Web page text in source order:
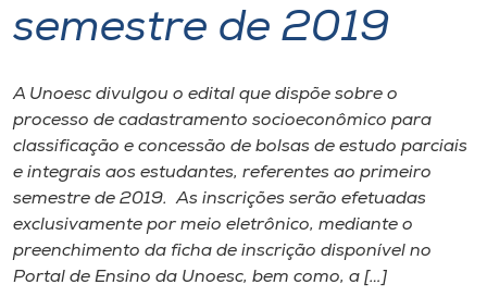
A
Internacionalização
I.nova
Diplomados
semestre de 2019
A Unoesc divulgou o edital que dispõe sobre o
processo de cadastramento socioeconômico para
classificação e concessão de bolsas de estudo parciais
e integrais aos estudantes, referentes ao primeiro
semestre de 2019. As inscrições serão efetuadas
exclusivamente por meio eletrônico, mediante o
preenchimento da ficha de inscrição disponível no
Portal de Ensino da Unoesc, bem como, a […]